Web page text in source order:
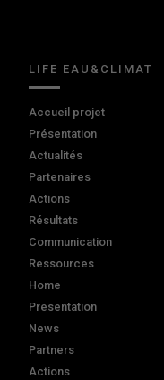
LIFE EAU&CLIMAT
Accueil projet
Présentation
Actualités
Partenaires
Actions
Résultats
Communication
Ressources
Home
Presentation
News
Partners
Actions